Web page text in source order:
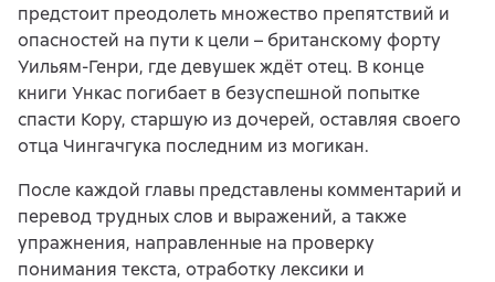
предстоит преодолеть множество препятствий и
опасностей на пути к цели – британскому форту
Уильям-Генри, где девушек ждёт отец. В конце
книги Ункас погибает в безуспешной попытке
спасти Кору, старшую из дочерей, оставляя своего
отца Чингачгука последним из могикан.
После каждой главы представлены комментарий и
перевод трудных слов и выражений, а также
упражнения, направленные на проверку
понимания текста, отработку лексики и